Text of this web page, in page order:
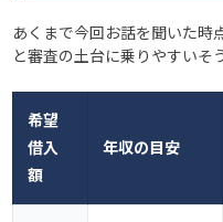
あくまで今回お話を聞いた時
と審査の土台に乗りやすいそ
希望
借入
額
年収の目安